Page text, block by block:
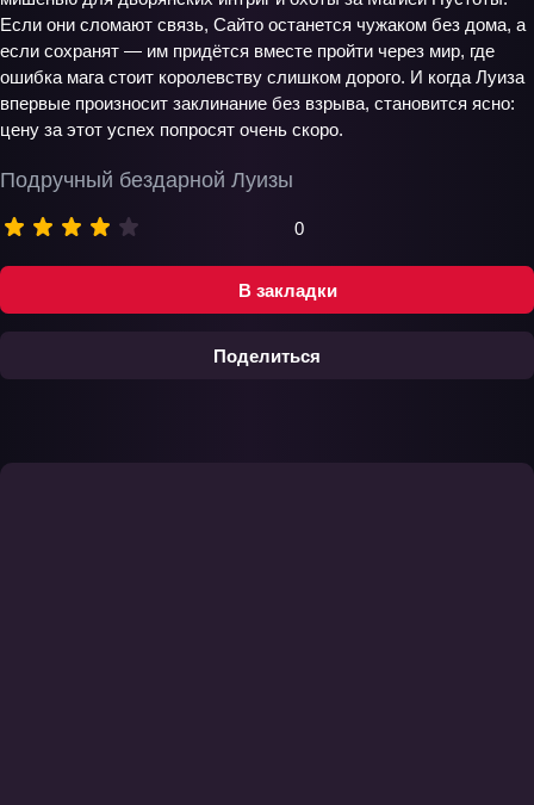
В закладки
Поделиться
Подручный бездарной Луизы
0
Если они сломают связь, Сайто останется чужаком без дома, а
если сохранят — им придётся вместе пройти через мир, где
ошибка мага стоит королевству слишком дорого. И когда Луиза
впервые произносит заклинание без взрыва, становится ясно:
цену за этот успех попросят очень скоро.